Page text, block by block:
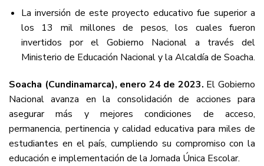
La inversión de este proyecto educativo fue superior a
los 13 mil millones de pesos, los cuales fueron
invertidos por el Gobierno Nacional a través del
Ministerio de Educación Nacional y la Alcaldía de Soacha.
Soacha (Cundinamarca), enero 24 de 2023. El Gobierno
Nacional avanza en la consolidación de acciones para
asegurar más y mejores condiciones de acceso,
permanencia, pertinencia y calidad educativa para miles de
estudiantes en el país, cumpliendo su compromiso con la
educación e implementación de la Jornada Única Escolar.